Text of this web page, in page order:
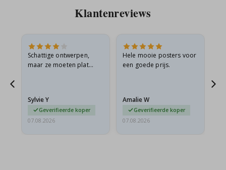
Klantenreviews
Schattige ontwerpen,
maar ze moeten plat
beetje…
Sylvie Y
Geverifieerde koper
07.08.2026
Hele mooie posters voor
een goede prijs.
Amalie W
Geverifieerde koper
07.08.2026